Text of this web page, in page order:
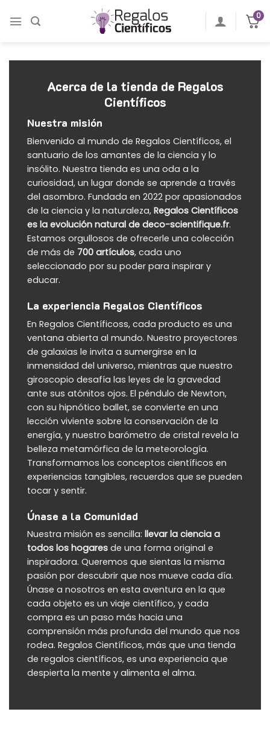
0
Acerca de la tienda de Regalos
Científicos
Nuestra misión
Bienvenido al mundo de Regalos Científicos, el
santuario de los amantes de la ciencia y lo
insólito. Nuestra tienda es una oda a la
curiosidad, un lugar donde se aprende a través
del asombro. Fundada en 2022 por apasionados
de la ciencia y la naturaleza, Regalos Científicos
es la evolución natural de deco-scientifique.fr.
Estamos orgullosos de ofrecerle una colección
de más de 700 artículos, cada uno
seleccionado por su poder para inspirar y
educar.
La experiencia Regalos Científicos
En Regalos Científicoss, cada producto es una
ventana abierta al mundo. Nuestro proyectores
de galaxias le invita a sumergirse en la
inmensidad del universo, mientras que nuestro
giroscopio desafía las leyes de la gravedad
ante sus atónitos ojos. El péndulo de Newton,
con su hipnótico ballet, se convierte en una
lección viviente sobre la conservación de la
energía, y nuestro barómetro de cristal revela la
belleza metamórfica de la meteorología.
Transformamos los conceptos científicos en
experiencias tangibles, recuerdos que se pueden
tocar y sentir.
Únase a la Comunidad
Nuestra misión es sencilla: llevar la ciencia a
todos los hogares de una forma original e
inspiradora. Queremos que sientas la misma
pasión por descubrir que nos mueve cada día.
Únase a nosotros en esta aventura en la que
cada objeto es un viaje científico, y cada
compra es un paso más hacia una
comprensión más profunda del mundo que nos
rodea. Regalos Científicos, más que una tienda
de regalos científicos, es una experiencia que
despierta la mente y alimenta el alma.